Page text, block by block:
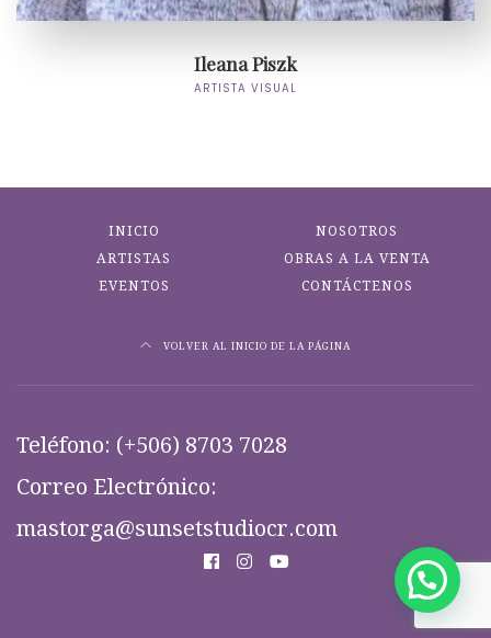
Ileana Piszk
ARTISTA VISUAL
INICIO
NOSOTROS
ARTISTAS
OBRAS A LA VENTA
EVENTOS
CONTÁCTENOS
VOLVER AL INICIO DE LA PÁGINA
Teléfono: (+506) 8703 7028
Correo Electrónico:
mastorga@sunsetstudiocr.com